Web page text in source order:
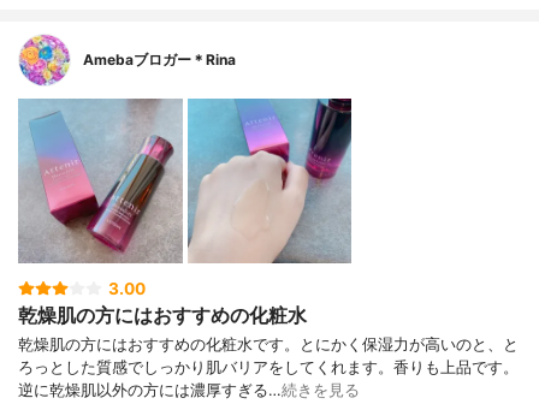
Amebaブロガー＊Rina
3.00
乾燥肌の方にはおすすめの化粧水
乾燥肌の方にはおすすめの化粧水です。とにかく保湿力が高いのと、と
ろっとした質感でしっかり肌バリアをしてくれます。香りも上品です。
逆に乾燥肌以外の方には濃厚すぎる…続きを見る